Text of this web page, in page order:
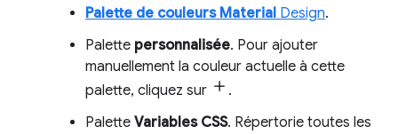
Palette de couleurs Material Design.
Palette personnalisée. Pour ajouter
manuellement la couleur actuelle à cette
palette, cliquez sur
.
Palette Variables CSS. Répertorie toutes les